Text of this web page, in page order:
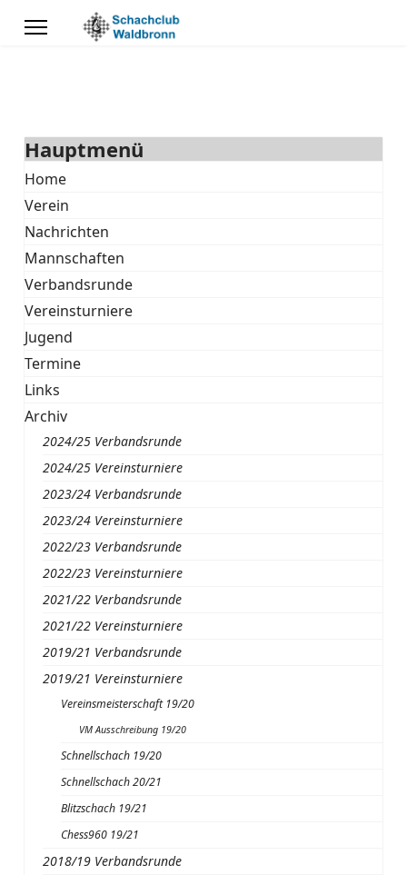
Hauptmenü
Home
Verein
Nachrichten
Mannschaften
Verbandsrunde
Vereinsturniere
Jugend
Termine
Links
Archiv
2024/25 Verbandsrunde
2024/25 Vereinsturniere
2023/24 Verbandsrunde
2023/24 Vereinsturniere
2022/23 Verbandsrunde
2022/23 Vereinsturniere
2021/22 Verbandsrunde
2021/22 Vereinsturniere
2019/21 Verbandsrunde
2019/21 Vereinsturniere
Vereinsmeisterschaft 19/20
VM Ausschreibung 19/20
Schnellschach 19/20
Schnellschach 20/21
Blitzschach 19/21
Chess960 19/21
2018/19 Verbandsrunde